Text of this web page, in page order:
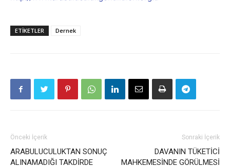
ETIKETLER Dernek
Önceki İçerik
ARABULUCULUKTAN SONUÇ
ALINAMADIĞI TAKDİRDE
Sonraki İçerik
DAVANIN TÜKETİCİ
MAHKEMESİNDE GÖRÜLMESİ